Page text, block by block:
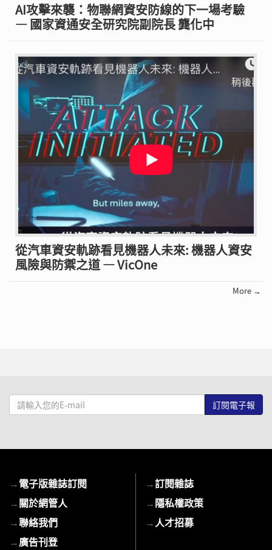
AI攻擊來襲：物聯網資安防線的下一場考驗
— 國家資通安全研究院副院長 龔化中
從汽車資安軌跡看見機器人未來: 機器人資安
風險與防禦之道 — VicOne
More →
請
輸
mail
→電子版雜誌訂閱
→關於網管人
→聯絡我們
→廣告刊登
→訂閱雜誌
→隱私權政策
→人才招募